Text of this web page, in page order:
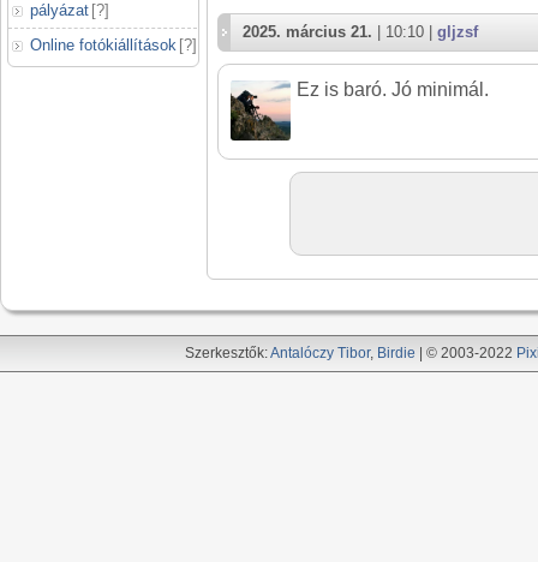
pályázat [?]
Online fotókiállítások [?]
2025. március 21. | 10:10 | gljzsf
Ez is baró. Jó minimál.
Szerkesztők:Antalóczy Tibor, Birdie | © 2003-2022